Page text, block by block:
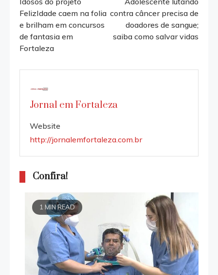
more
articles
FelizIdade caem na folia
e brilham em concursos
de fantasia em
Fortaleza
contra câncer precisa de
doadores de sangue;
saiba como salvar vidas
Jornal em Fortaleza
Website
http://jornalemfortaleza.com.br
Confira!
1 MIN READ